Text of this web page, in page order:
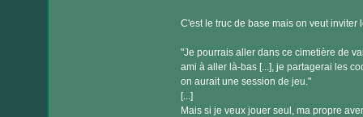
C'est le truc de base mais on veut
"Je pourrais aller dans ce cimetière de
ami à aller là-bas [...], je partagerai les
on aurait une session de jeu."
[...]
Mais si je veux jouer seul, ma propre